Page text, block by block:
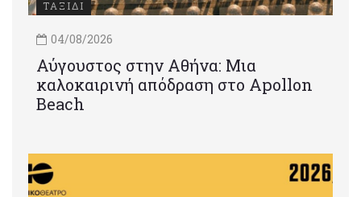
ΤΑΞΙΔΙ
04/08/2026
Αύγουστος στην Αθήνα: Μια
καλοκαιρινή απόδραση στο Apollon
Beach